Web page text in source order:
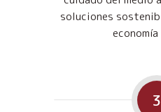
soluciones
3